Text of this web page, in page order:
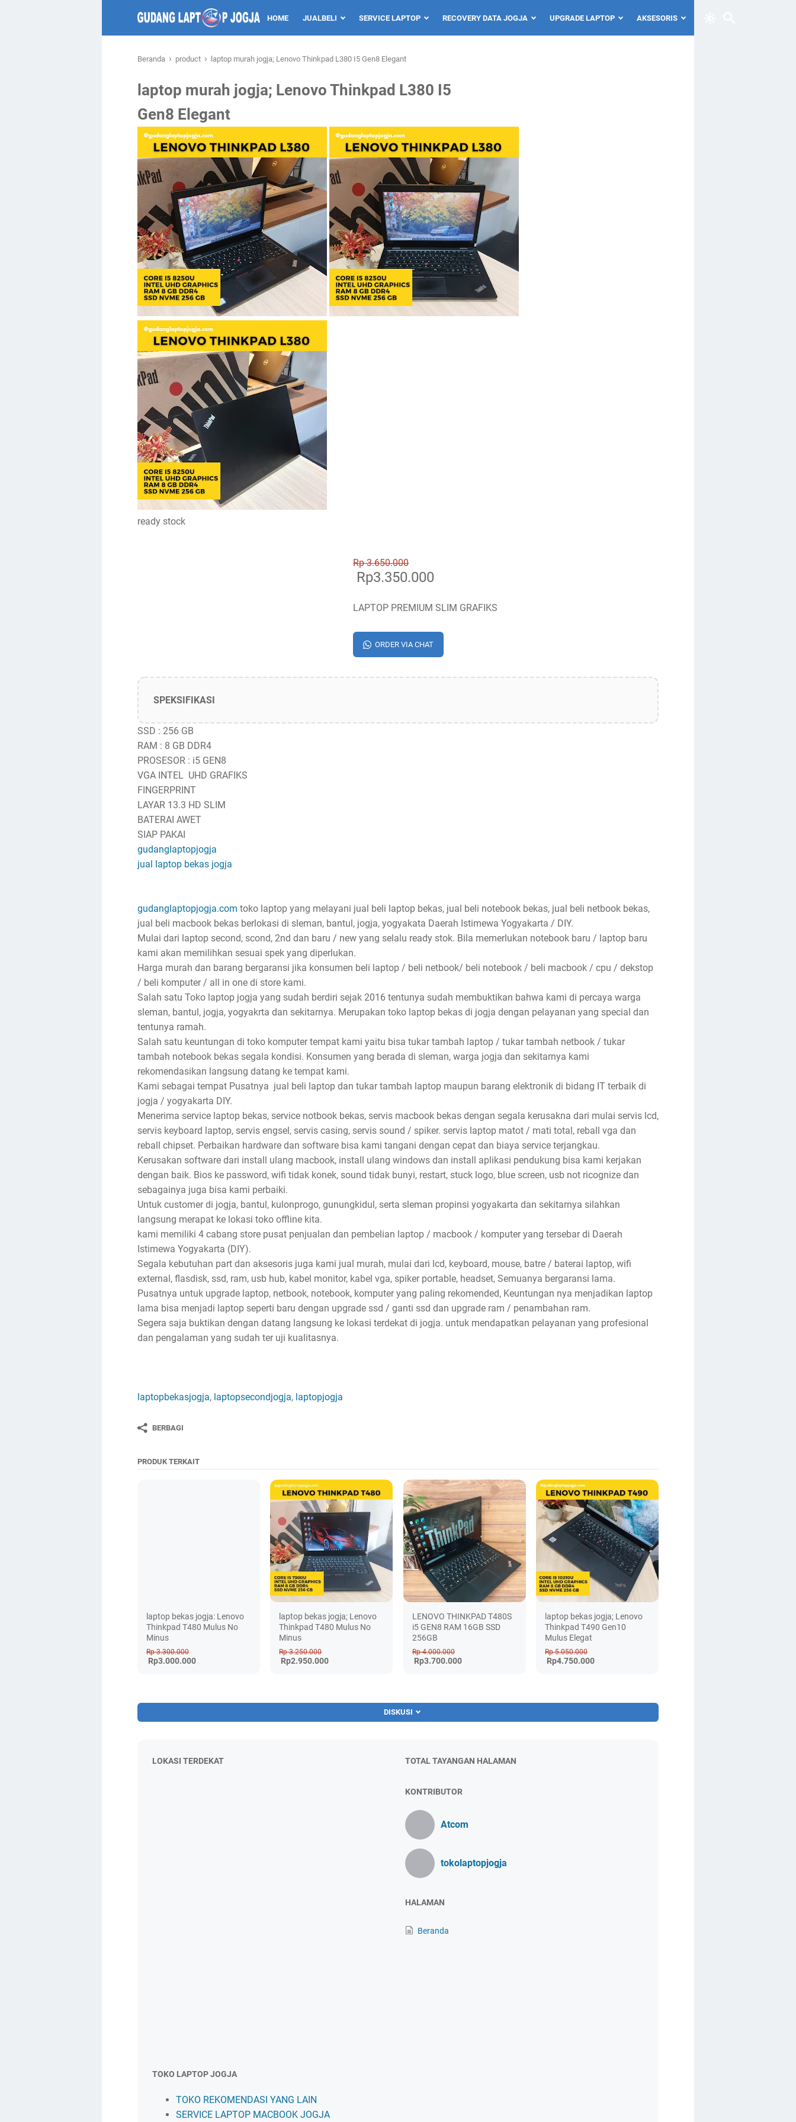
HOME JUALBELI SERVICE LAPTOP RECOVERY DATA JOGJA UPGRADE LAPTOP AKSESORIS
Beranda › product › laptop murah jogja; Lenovo Thinkpad L380 I5 Gen8 Elegant
laptop murah jogja; Lenovo Thinkpad L380 I5
Gen8 Elegant
ready stock
Rp 3.650.000
Rp3.350.000
LAPTOP PREMIUM SLIM GRAFIKS
ORDER VIA CHAT
SPEKSIFIKASI
SSD : 256 GB
RAM : 8 GB DDR4
PROSESOR : i5 GEN8
VGA INTEL UHD GRAFIKS
FINGERPRINT
LAYAR 13.3 HD SLIM
BATERAI AWET
SIAP PAKAI
gudanglaptopjogja
jual laptop bekas jogja
gudanglaptopjogja.com toko laptop yang melayani jual beli laptop bekas, jual beli notebook bekas, jual beli netbook bekas,
jual beli macbook bekas berlokasi di sleman, bantul, jogja, yogyakata Daerah Istimewa Yogyakarta / DIY.
Mulai dari laptop second, scond, 2nd dan baru / new yang selalu ready stok. Bila memerlukan notebook baru / laptop baru
kami akan memilihkan sesuai spek yang diperlukan.
Harga murah dan barang bergaransi jika konsumen beli laptop / beli netbook/ beli notebook / beli macbook / cpu / dekstop
/ beli komputer / all in one di store kami.
Salah satu Toko laptop jogja yang sudah berdiri sejak 2016 tentunya sudah membuktikan bahwa kami di percaya warga
sleman, bantul, jogja, yogyakrta dan sekitarnya. Merupakan toko laptop bekas di jogja dengan pelayanan yang special dan
tentunya ramah.
Salah satu keuntungan di toko komputer tempat kami yaitu bisa tukar tambah laptop / tukar tambah netbook / tukar
tambah notebook bekas segala kondisi. Konsumen yang berada di sleman, warga jogja dan sekitarnya kami
rekomendasikan langsung datang ke tempat kami.
Kami sebagai tempat Pusatnya jual beli laptop dan tukar tambah laptop maupun barang elektronik di bidang IT terbaik di
jogja / yogyakarta DIY.
Menerima service laptop bekas, service notbook bekas, servis macbook bekas dengan segala kerusakna dari mulai servis lcd,
servis keyboard laptop, servis engsel, servis casing, servis sound / spiker. servis laptop matot / mati total, reball vga dan
reball chipset. Perbaikan hardware dan software bisa kami tangani dengan cepat dan biaya service terjangkau.
Kerusakan software dari install ulang macbook, install ulang windows dan install aplikasi pendukung bisa kami kerjakan
dengan baik. Bios ke password, wifi tidak konek, sound tidak bunyi, restart, stuck logo, blue screen, usb not ricognize dan
sebagainya juga bisa kami perbaiki.
Untuk customer di jogja, bantul, kulonprogo, gunungkidul, serta sleman propinsi yogyakarta dan sekitarnya silahkan
langsung merapat ke lokasi toko offline kita.
kami memiliki 4 cabang store pusat penjualan dan pembelian laptop / macbook / komputer yang tersebar di Daerah
Istimewa Yogyakarta (DIY).
Segala kebutuhan part dan aksesoris juga kami jual murah, mulai dari lcd, keyboard, mouse, batre / baterai laptop, wifi
external, flasdisk, ssd, ram, usb hub, kabel monitor, kabel vga, spiker portable, headset, Semuanya bergaransi lama.
Pusatnya untuk upgrade laptop, netbook, notebook, komputer yang paling rekomended, Keuntungan nya menjadikan laptop
lama bisa menjadi laptop seperti baru dengan upgrade ssd / ganti ssd dan upgrade ram / penambahan ram.
Segera saja buktikan dengan datang langsung ke lokasi terdekat di jogja. untuk mendapatkan pelayanan yang profesional
dan pengalaman yang sudah ter uji kualitasnya.
laptopbekasjogja, laptopsecondjogja, laptopjogja
BERBAGI
PRODUK TERKAIT
laptop bekas jogja: Lenovo
Thinkpad T480 Mulus No
Minus
Rp 3.300.000
Rp3.000.000
laptop bekas jogja; Lenovo
Thinkpad T480 Mulus No
Minus
Rp 3.250.000
Rp2.950.000
LENOVO THINKPAD T480S
i5 GEN8 RAM 16GB SSD
256GB
Rp 4.000.000
Rp3.700.000
laptop bekas jogja; Lenovo
Thinkpad T490 Gen10
Mulus Elegat
Rp 5.050.000
Rp4.750.000
DISKUSI
LOKASI TERDEKAT
TOKO LAPTOP JOGJA
TOKO REKOMENDASI YANG LAIN
SERVICE LAPTOP MACBOOK JOGJA
TOTAL TAYANGAN HALAMAN
KONTRIBUTOR
Atcom
tokolaptopjogja
HALAMAN
Beranda